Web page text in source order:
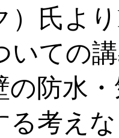
）氏よ
いての
の防水
る考え